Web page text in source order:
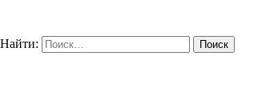
Найти: